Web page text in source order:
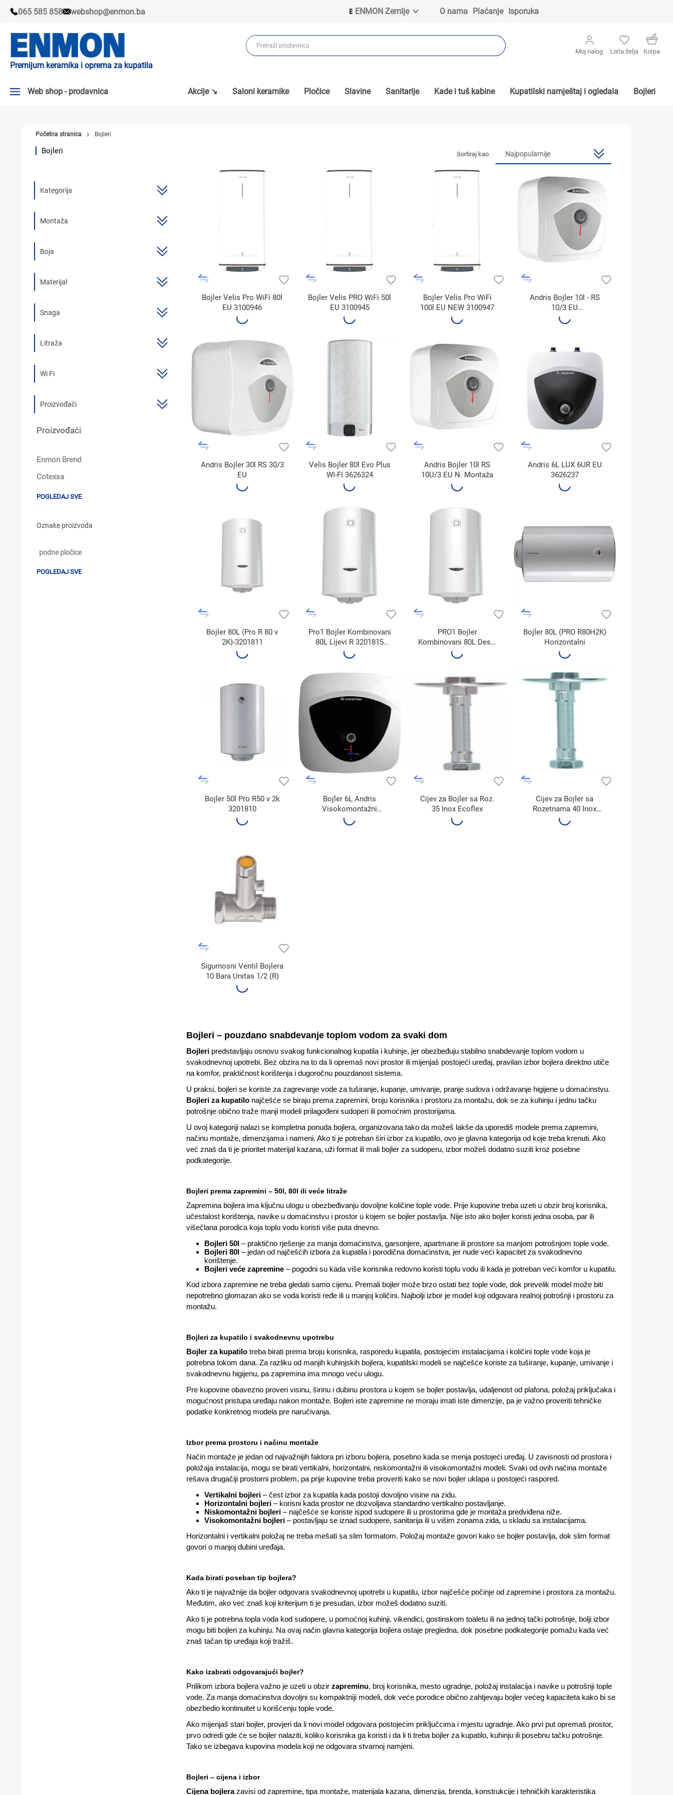
065 585 858 webshop@enmon.ba
ENMON Zemlje
ENMON BIH
ENMON MKD
O nama Plaćanje Isporuka
Premijum keramika i oprema za kupatila
Moj nalog Lista želja Korpa
Web shop - prodavnica
TUŠEVI
LAJSNE ZA PLOČICE
ODVOD VODE
Akcije ↘ Saloni keramike Pločice Slavine Sanitarije Kade i tuš kabine Kupatilski namještaj i ogledala Bojleri
Početna stranica Bojleri
Bojleri Sortiraj kao
Bojler Velis Pro WiFi 80l
EU 3100946
Bojler Velis PRO WiFi 50l
EU 3100945
Bojler Velis Pro WiFi
100l EU NEW 3100947
Andris Bojler 10l - RS
10/3 EU
Visokomontažni
Montaža
Andris Bojler 30l RS 30/3
EU
Velis Bojler 80l Evo Plus
WI-FI 3626324
Andris Bojler 10l RS
10U/3 EU N. Montaža
Andris 6L LUX 6UR EU
3626237
Bojler 80L (Pro R 80 v
2K)-3201811
Pro1 Bojler Kombinovani
80L Lijevi R 3201815
(3201914)
PRO1 Bojler
Kombinovani 80L Desni
R 3201814 (3201913)
Bojler 80L (PRO R80H2K)
Horizontalni
Bojler 50l Pro R50 v 2k
3201810
Bojler 6L Andris
Visokomontažni
3626236
Cijev za Bojler sa Roz.
35 Inox Ecoflex
Cijev za Bojler sa
Rozetnama 40 Inox
Ecoflex
Sigurnosni Ventil Bojlera
10 Bara Unitas 1/2 (R)
Bojleri – pouzdano snabdevanje toplom vodom za svaki dom
Bojleripredstavljaju osnovu svakog funkcionalnog kupatila i kuhinje, jer obezbeđuju stabilno snabdevanje toplom vodom u
svakodnevnoj upotrebi. Bez obzira na to da li opremaš novi prostor ili mijenjaš postojeći uređaj, pravilan izbor bojlera direktno utiče
na komfor, praktičnost korištenja i dugoročnu pouzdanost sistema.
U praksi, bojleri se koriste za zagrevanje vode za tuširanje, kupanje, umivanje, pranje sudova i održavanje higijene u domaćinstvu.
Bojleri za kupatilonajčešće se biraju prema zapremini, broju korisnika i prostoru za montažu, dok se za kuhinju i jednu tačku
potrošnje obično traže manji modeli prilagođeni sudoperi ili pomoćnim prostorijama.
U ovoj kategoriji nalazi se kompletna ponuda bojlera, organizovana tako da možeš lakše da uporediš modele prema zapremini,
načinu montaže, dimenzijama i nameni. Ako ti je potreban širi izbor za kupatilo, ovo je glavna kategorija od koje treba krenuti. Ako
već znaš da ti je prioritet materijal kazana, uži format ili mali bojler za sudoperu, izbor možeš dodatno suziti kroz posebne
podkategorije.
Bojleri prema zapremini – 50l, 80l ili veće litraže
Zapremina bojlera ima ključnu ulogu u obezbeđivanju dovoljne količine tople vode. Prije kupovine treba uzeti u obzir broj korisnika,
učestalost korištenja, navike u domaćinstvu i prostor u kojem se bojler postavlja. Nije isto ako bojler koristi jedna osoba, par ili
višečlana porodica koja toplu vodu koristi više puta dnevno.
Bojleri 50l– praktično rješenje za manja domaćinstva, garsonjere, apartmane ili prostore sa manjom potrošnjom tople vode.
Bojleri 80l– jedan od najčešćih izbora za kupatila i porodična domaćinstva, jer nude veći kapacitet za svakodnevno
korištenje.
Bojleri veće zapremine– pogodni su kada više korisnika redovno koristi toplu vodu ili kada je potreban veći komfor u kupatilu.
Kod izbora zapremine ne treba gledati samo cijenu. Premali bojler može brzo ostati bez tople vode, dok prevelik model može biti
nepotrebno glomazan ako se voda koristi ređe ili u manjoj količini. Najbolji izbor je model koji odgovara realnoj potrošnji i prostoru za
montažu.
Bojleri za kupatilo i svakodnevnu upotrebu
Bojler za kupatilotreba birati prema broju korisnika, rasporedu kupatila, postojećim instalacijama i količini tople vode koja je
potrebna tokom dana. Za razliku od manjih kuhinjskih bojlera, kupatilski modeli se najčešće koriste za tuširanje, kupanje, umivanje i
svakodnevnu higijenu, pa zapremina ima mnogo veću ulogu.
Pre kupovine obavezno proveri visinu, širinu i dubinu prostora u kojem se bojler postavlja, udaljenost od plafona, položaj priključaka i
mogućnost pristupa uređaju nakon montaže. Bojleri iste zapremine ne moraju imati iste dimenzije, pa je važno proveriti tehničke
podatke konkretnog modela pre naručivanja.
Izbor prema prostoru i načinu montaže
Način montaže je jedan od najvažnijih faktora pri izboru bojlera, posebno kada se menja postojeći uređaj. U zavisnosti od prostora i
položaja instalacija, mogu se birati vertikalni, horizontalni, niskomontažni ili visokomontažni modeli. Svaki od ovih načina montaže
rešava drugačiji prostorni problem, pa prije kupovine treba proveriti kako se novi bojler uklapa u postojeći raspored.
Vertikalni bojleri– čest izbor za kupatila kada postoji dovoljno visine na zidu.
Horizontalni bojleri– korisni kada prostor ne dozvoljava standardno vertikalno postavljanje.
Niskomontažni bojleri– najčešće se koriste ispod sudopere ili u prostorima gde je montaža predviđena niže.
Visokomontažni bojleri– postavljaju se iznad sudopere, sanitarija ili u višim zonama zida, u skladu sa instalacijama.
Horizontalni i vertikalni položaj ne treba mešati sa slim formatom. Položaj montaže govori kako se bojler postavlja, dok slim format
govori o manjoj dubini uređaja.
Kada birati poseban tip bojlera?
Ako ti je najvažnije da bojler odgovara svakodnevnoj upotrebi u kupatilu, izbor najčešće počinje od zapremine i prostora za montažu.
Međutim, ako već znaš koji kriterijum ti je presudan, izbor možeš dodatno suziti.
Ako ti je potrebna topla voda kod sudopere, u pomoćnoj kuhinji, vikendici, gostinskom toaletu ili na jednoj tački potrošnje, bolji izbor
mogu biti bojleri za kuhinju. Na ovaj način glavna kategorija bojlera ostaje pregledna, dok posebne podkategorije pomažu kada već
znaš tačan tip uređaja koji tražiš.
Kako izabrati odgovarajući bojler?
Prilikom izbora bojlera važno je uzeti u obzir zapreminu, broj korisnika, mesto ugradnje, položaj instalacija i navike u potrošnji tople
vode. Za manja domaćinstva dovoljni su kompaktniji modeli, dok veće porodice obično zahtjevaju bojler većeg kapaciteta kako bi se
obezbedio kontinuitet u korišćenju tople vode.
Ako mijenjaš stari bojler, provjeri da li novi model odgovara postojećim priključcima i mjestu ugradnje. Ako prvi put opremaš prostor,
prvo odredi gde će se bojler nalaziti, koliko korisnika ga koristi i da li ti treba bojler za kupatilo, kuhinju ili posebnu tačku potrošnje.
Tako se izbegava kupovina modela koji ne odgovara stvarnoj namjeni.
Bojleri – cijena i izbor
Cijena bojlerazavisi od zapremine, tipa montaže, materijala kazana, dimenzija, brenda, konstrukcije i tehničkih karakteristika
Kategorija
Montaža
Boja
Materijal
Snaga
Litraža
Wi Fi
Proizvođači
Proizvođači
Enmon Brend
Cotexsa
POGLEDAJ SVE
Oznake proizvoda
podne pločice
POGLEDAJ SVE